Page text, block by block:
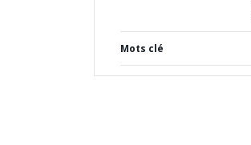
Mots clé